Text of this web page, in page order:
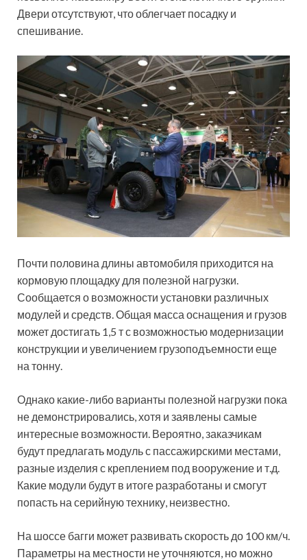
Двери отсутствуют, что облегчает посадку и
спешивание.
Почти половина длины автомобиля приходится на
кормовую площадку для полезной нагрузки.
Сообщается о возможности установки различных
модулей и средств. Общая масса оснащения и грузов
может достигать 1,5 т с возможностью модернизации
конструкции и увеличением грузоподъемности еще
на тонну.
Однако какие-либо варианты полезной нагрузки пока
не демонстрировались, хотя и заявлены самые
интересные возможности. Вероятно, заказчикам
будут предлагать модуль с пассажирскими местами,
разные изделия с креплением под вооружение и т.д.
Какие модули будут в итоге разработаны и смогут
попасть на серийную технику, неизвестно.
На шоссе багги может развивать скорость до 100 км/ч.
Параметры на местности не уточняются, но можно